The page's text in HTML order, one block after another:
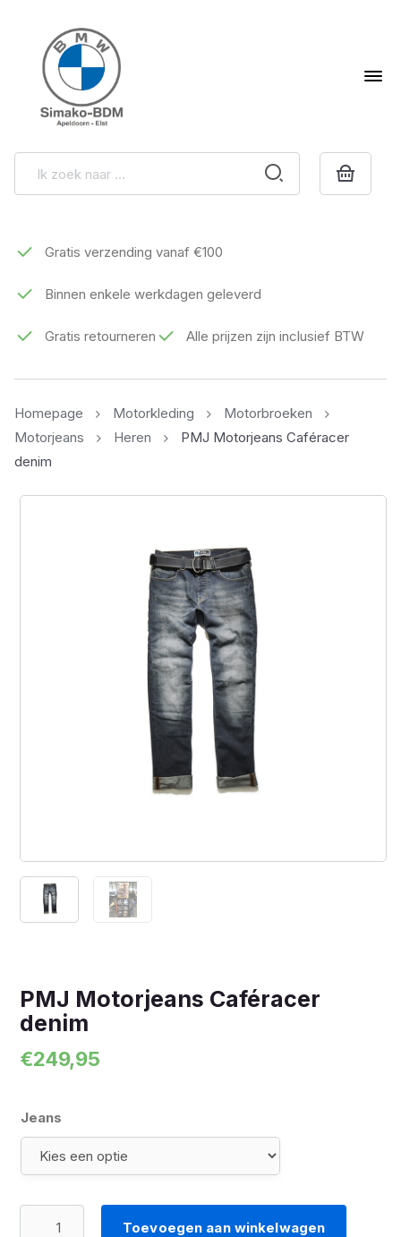
Gratis verzending vanaf €100
Binnen enkele werkdagen geleverd
Gratis retourneren Alle prijzen zijn inclusief BTW
Homepage Motorkleding
Motorbroeken
Motorjeans
Heren
PMJ Motorjeans Caféracer
denim
PMJ Motorjeans Caféracer
denim
€249,95
Jeans
Toevoegen aan winkelwagen